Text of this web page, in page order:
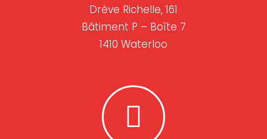
Drève Richelle, 161
Bâtiment P – Boîte 7
1410 Waterloo